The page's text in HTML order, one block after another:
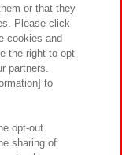
イトポリシー
ィ方針と検証結果
問・お問い合わせ
or that they
Please click
cookies and
the right to opt
partners.
to
opt-out
sharing of